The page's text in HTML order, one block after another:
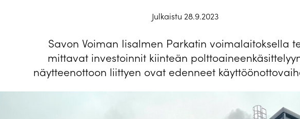
Julkaistu 28.9.2023
Savon Voiman Iisalmen Parkatin voimalaitoksella
mittavat investoinnit kiinteän
näytteenottoon liittyen ovat edenneet